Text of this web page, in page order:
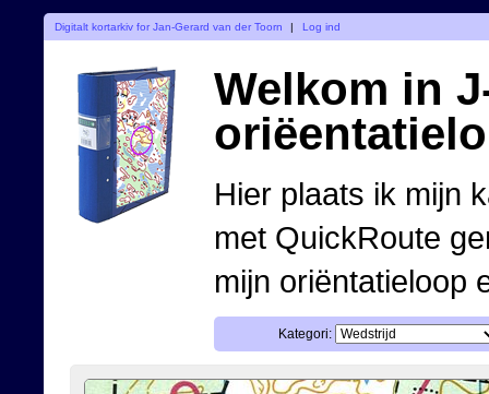
Digitalt kortarkiv for Jan-Gerard van der Toorn | Log ind
Welkom in
Hier plaats ik mijn
met QuickRoute
mijn oriëntatieloop
Kategori: